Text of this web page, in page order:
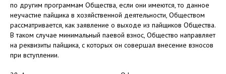
по другим программам Общества, если они имеются, то данное
неучастие пайщика в хозяйственной деятельности, Обществом
рассматривается, как заявление о выходе из пайщиков Общества.
В таком случае минимальный паевой взнос, Общество направляет
на реквизиты пайщика, с которых он совершал внесение взносов
при вступлении.